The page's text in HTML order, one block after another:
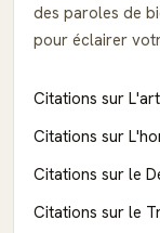
des paroles de
pour éclairer
Citations sur
Citations sur
Citations sur le
Citations sur le